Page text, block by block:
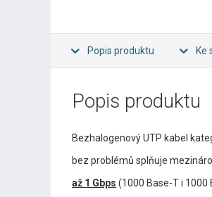
Popis produktu Ke
Popis produktu
Bezhalogenový UTP kabel
bez problémů splňuje
až 1 Gbps (1000 Base-T i 1000